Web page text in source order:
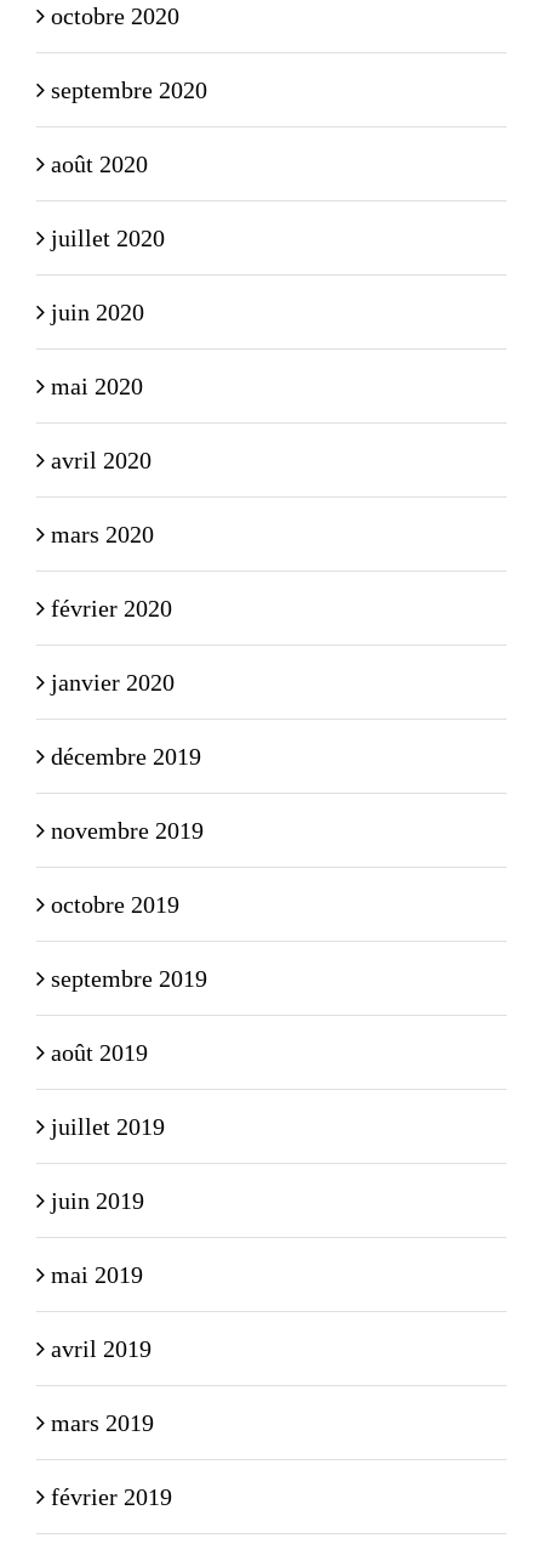
octobre 2020
septembre 2020
août 2020
juillet 2020
juin 2020
mai 2020
avril 2020
mars 2020
février 2020
janvier 2020
décembre 2019
novembre 2019
octobre 2019
septembre 2019
août 2019
juillet 2019
juin 2019
mai 2019
avril 2019
mars 2019
février 2019